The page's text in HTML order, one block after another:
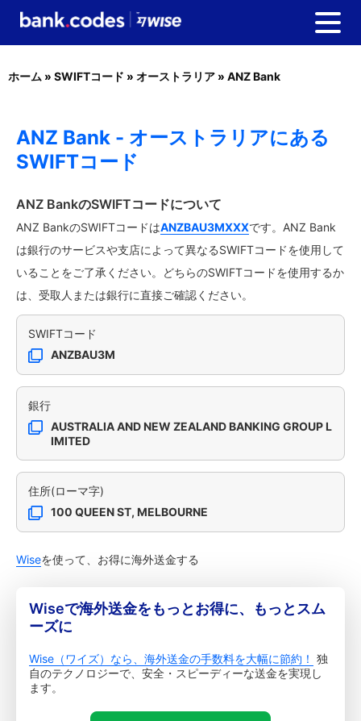
ホーム » SWIFTコード » オーストラリア » ANZ Bank
ANZ Bank - オーストラリアにある
SWIFTコード
ANZ BankのSWIFTコードについて
ANZ BankのSWIFTコードはANZBAU3MXXXです。ANZ Bank
は銀行のサービスや支店によって異なるSWIFTコードを使用して
いることをご了承ください。どちらのSWIFTコードを使用するか
は、受取人または銀行に直接ご確認ください。
SWIFTコード
ANZBAU3M
銀行
AUSTRALIA AND NEW ZEALAND BANKING GROUP L
IMITED
住所(ローマ字)
100 QUEEN ST, MELBOURNE
Wiseを使って、お得に海外送金する
Wiseで海外送金をもっとお得に、もっとスム
ーズに
Wise（ワイズ）なら、海外送金の手数料を大幅に節約！ 独
自のテクノロジーで、安全・スピーディーな送金を実現し
ます。